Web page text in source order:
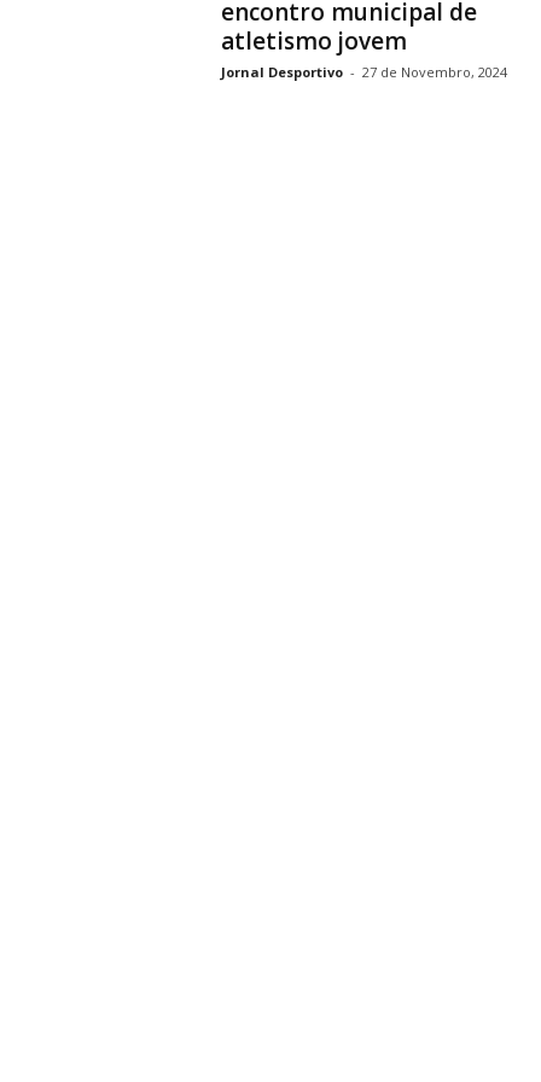
encontro municipal de
atletismo jovem
Jornal Desportivo - 27 de Novembro, 2024